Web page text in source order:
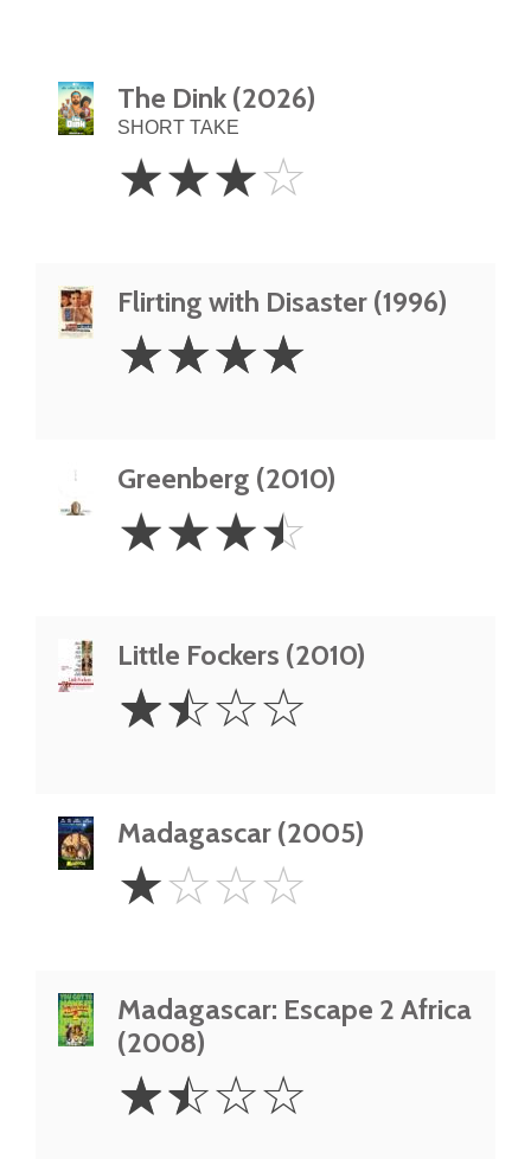
The Dink (2026)
SHORT TAKE
Stars
☆☆☆☆
Flirting with Disaster (1996)
Stars
☆☆☆☆
Greenberg (2010)
3.5
Stars
☆☆☆☆
Little Fockers (2010)
1.5
Stars
☆☆☆☆
Madagascar (2005)
Star
☆☆☆☆
Madagascar: Escape 2 Africa
(2008)
1.5
Stars
☆☆☆☆